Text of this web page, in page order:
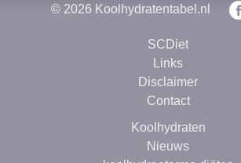
© 2026 Koolhydratentabel.nl
SCDiet
Links
Disclaimer
Contact
Koolhydraten
Nieuws